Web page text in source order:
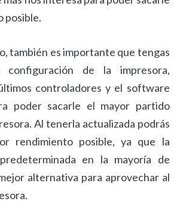
posible.
también es importante que tengas
de la impresora,
controladores y el software
poder sacarle el mayor partido
Al tenerla actualizada podrás
rendimiento posible, ya que la
en la mayoría de
alternativa para aprovechar al